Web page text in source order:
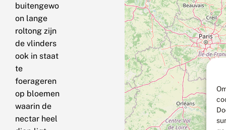
buitengewo
on lange
roltong zijn
de vlinders
ook in staat
te
foerageren
op bloemen
waarin de
nectar heel